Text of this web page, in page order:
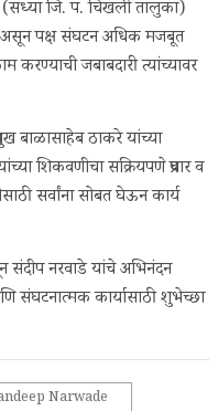
(सध्या जि. प. चिखली तालुका)
असून पक्ष संघटन अधिक मजबूत
करण्याची जबाबदारी त्यांच्यावर
बाळासाहेब ठाकरे यांच्या
शिकवणीचा सक्रियपणे प्रचार व
सर्वांना सोबत घेऊन कार्य
संदीप नरवाडे यांचे अभिनंदन
संघटनात्मक कार्यासाठी शुभेच्छा
Narwade